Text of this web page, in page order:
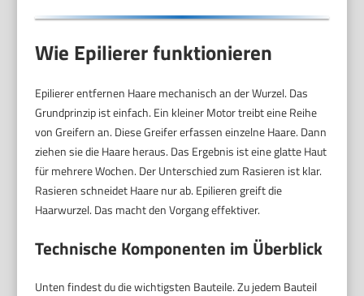
Wie Epilierer funktionieren
Epilierer entfernen Haare mechanisch an der Wurzel. Das
Grundprinzip ist einfach. Ein kleiner Motor treibt eine Reihe
von Greifern an. Diese Greifer erfassen einzelne Haare. Dann
ziehen sie die Haare heraus. Das Ergebnis ist eine glatte Haut
für mehrere Wochen. Der Unterschied zum Rasieren ist klar.
Rasieren schneidet Haare nur ab. Epilieren greift die
Haarwurzel. Das macht den Vorgang effektiver.
Technische Komponenten im Überblick
Unten findest du die wichtigsten Bauteile. Zu jedem Bauteil